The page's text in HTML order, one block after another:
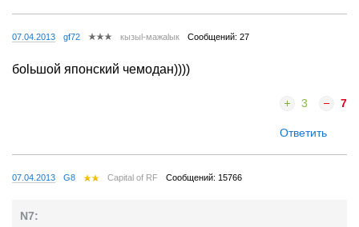
07.04.2013 gf72 кызыl-мажаlык Сообщений: 27
боlьшой японский чемодан))))
3 7
Ответить
07.04.2013 G8 Capital of RF Сообщений: 15766
N7: